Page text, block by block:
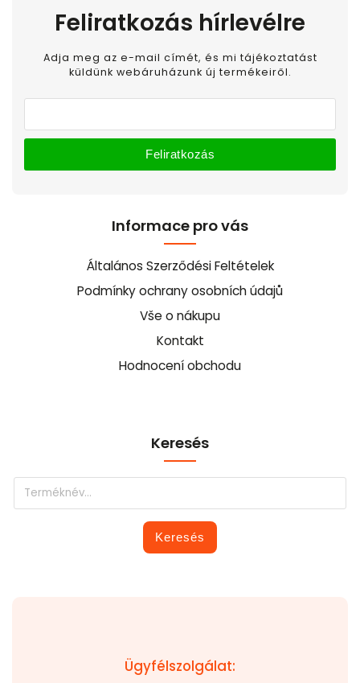
Ügyfélszolgálat:
Informace pro vás
Általános Szerződési Feltételek
Podmínky ochrany osobních údajů
Vše o nákupu
Kontakt
Hodnocení obchodu
Feliratkozás hírlevélre
Adja meg az e-mail címét, és mi tájékoztatást
küldünk webáruházunk új termékeiről.
Feliratkozás
Keresés
Keresés